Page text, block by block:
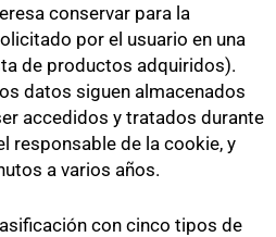
conservar para la
por el usuario en una
de productos adquiridos).
datos siguen almacenados
accedidos y tratados durante
responsable de la cookie, y
a varios años.
con cinco tipos de